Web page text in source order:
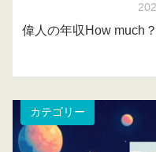
偉人の年収How much
カテゴリー